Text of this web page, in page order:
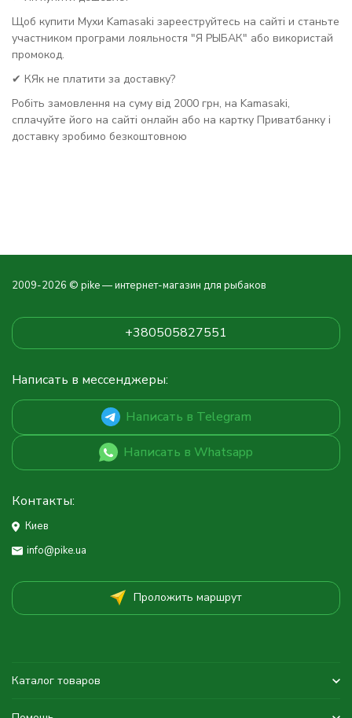
Щоб купити Мухи Kamasaki зарееструйтесь на сайті и станьте
участником програми лояльностя "Я РЫБАК" або використай
промокод.
✔ КЯк не платити за доставку?
Робіть замовлення на суму від 2000 грн, на Kamasaki,
сплачуйте його на сайті онлайн або на картку Приватбанку і
доставку зробимо безкоштовною
2009-2026 © pike — интернет-магазин для рыбаков
+380505827551
Написать в мессенджеры:
Написать в Telegram
Написать в Whatsapp
Контакты:
Киев
info@pike.ua
Проложить маршрут
Каталог товаров